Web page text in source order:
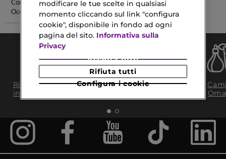
Contorno
Occhi
Idratante
Lancôme
Ritiro in negozio
in 2H
Consegna Gratuita
da 35€​ in 24/48H
modificare le tue scelte in qualsiasi
momento cliccando sul link "configura
cookie", disponibile in fondo ad ogni
pagina del sito. Informativa sulla
Privacy
Configura i cookie
Rifiuta tutti
Accetta tutti